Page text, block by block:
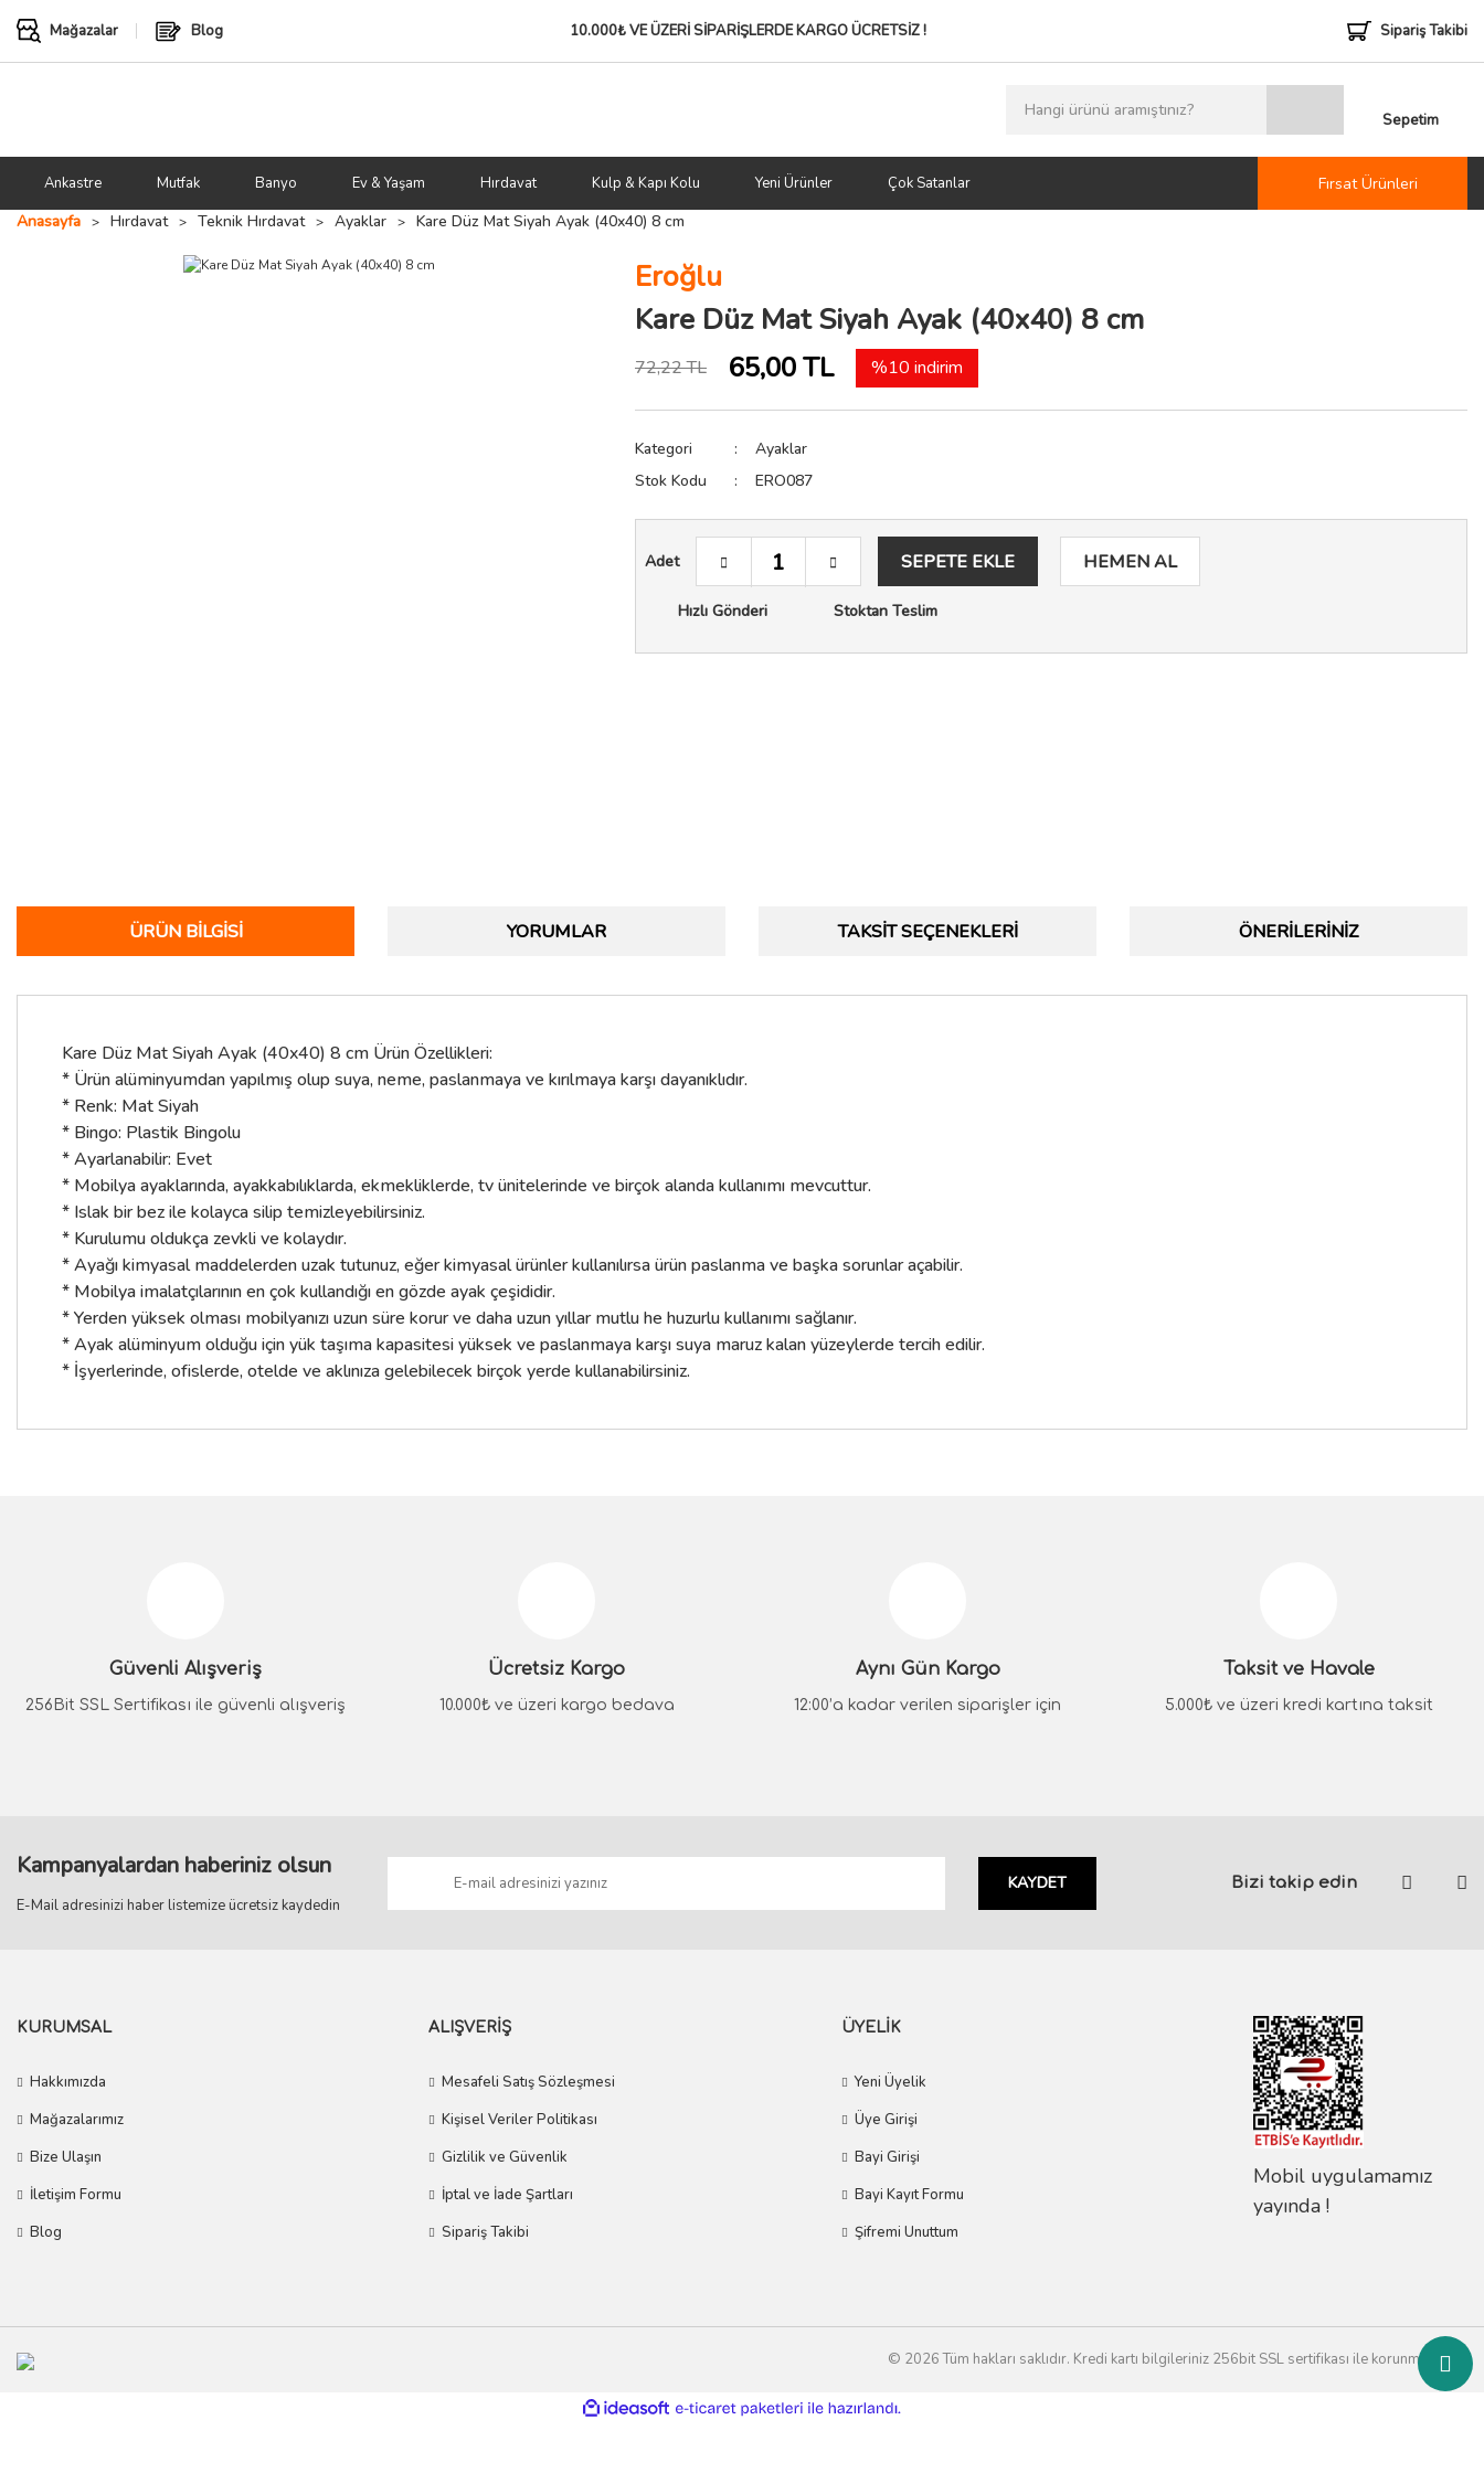
Mağazalar Blog 10.000₺ VE ÜZERİ SİPARİŞLERDEKARGO ÜCRETSİZ ! Sipariş Takibi
Sepetim
Ankastre Mutfak Banyo Ev & Yaşam Hırdavat Kulp & Kapı Kolu Yeni Ürünler Çok Satanlar
Fırsat Ürünleri
Anasayfa
Hırdavat Teknik Hırdavat Ayaklar Kare Düz Mat Siyah Ayak (40x40) 8 cm
Eroğlu
Kare Düz Mat Siyah Ayak (40x40) 8 cm
72,22 TL 65,00 TL %10 indirim
Kategori
Ayaklar
Stok Kodu
ERO087
Adet SEPETE EKLE HEMEN AL
Hızlı Gönderi Stoktan Teslim
ÜRÜN BILGISI YORUMLAR TAKSIT SEÇENEKLERI ÖNERILERINIZ
Kare Düz Mat Siyah Ayak (40x40) 8 cm Ürün Özellikleri:
* Ürün alüminyumdan yapılmış olup suya, neme, paslanmaya ve kırılmaya karşı dayanıklıdır.
* Renk: Mat Siyah
* Bingo: Plastik Bingolu
* Ayarlanabilir: Evet
* Mobilya ayaklarında, ayakkabılıklarda, ekmekliklerde, tv ünitelerinde ve birçok alanda kullanımı mevcuttur.
* Islak bir bez ile kolayca silip temizleyebilirsiniz.
* Kurulumu oldukça zevkli ve kolaydır.
* Ayağı kimyasal maddelerden uzak tutunuz, eğer kimyasal ürünler kullanılırsa ürün paslanma ve başka sorunlar açabilir.
* Mobilya imalatçılarının en çok kullandığı en gözde ayak çeşididir.
* Yerden yüksek olması mobilyanızı uzun süre korur ve daha uzun yıllar mutlu he huzurlu kullanımı sağlanır.
* Ayak alüminyum olduğu için yük taşıma kapasitesi yüksek ve paslanmaya karşı suya maruz kalan yüzeylerde tercih edilir.
* İşyerlerinde, ofislerde, otelde ve aklınıza gelebilecek birçok yerde kullanabilirsiniz.
Ürün bilgilerinde hatalar bulunuyor.
Ürün fiyatı diğer sitelerden daha pahalı.
Güvenli Alışveriş
256Bit SSL Sertifikası ile güvenli alışveriş
Ücretsiz Kargo
10.000₺ ve üzeri kargo bedava
Aynı Gün Kargo
12:00’a kadar verilen siparişler için
Taksit ve Havale
5.000₺ ve üzeri kredi kartına taksit
Kampanyalardan haberiniz olsun
E-Mail adresinizi haber listemize ücretsiz kaydedin
KAYDET Bizi takip edin
KURUMSAL
Hakkımızda
Mağazalarımız
Bize Ulaşın
İletişim Formu
Blog
ALIŞVERİŞ
Mesafeli Satış Sözleşmesi
Kişisel Veriler Politikası
Gizlilik ve Güvenlik
İptal ve İade Şartları
Sipariş Takibi
ÜYELİK
Yeni Üyelik
Üye Girişi
Bayi Girişi
Bayi Kayıt Formu
Şifremi Unuttum
Mobil uygulamamız
yayında !
© 2026 Tüm hakları saklıdır. Kredi kartı bilgileriniz 256bit SSL sertifikası ile korunmaktadır.
ideasoft
e-